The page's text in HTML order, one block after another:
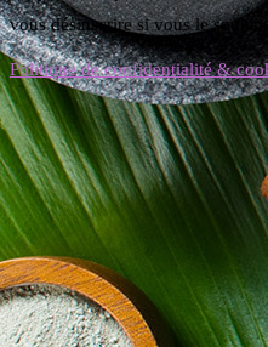
vous désinscrire si vous le
Politique de confidentialité &